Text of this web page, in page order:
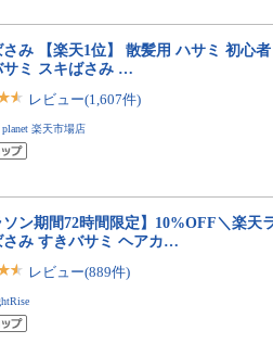
み 【楽天1位】 散髪用 ハサミ 初心
サミ スキばさみ …
レビュー(1,607件)
planet 楽天市場店
ソン期間72時間限定】10%OFF＼楽
さみ すきバサミ ヘアカ…
レビュー(889件)